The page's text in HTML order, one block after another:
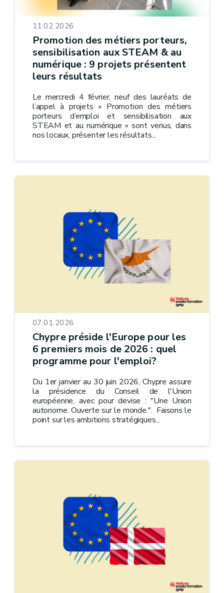
11.02.2026
Promotion des métiers porteurs,
sensibilisation aux STEAM & au
numérique : 9 projets présentent
leurs résultats
Le mercredi 4 février, neuf des lauréats de
l’appel à projets « Promotion des métiers
porteurs d’emploi et sensibilisation aux
STEAM et au numérique » sont venus, dans
nos locaux, présenter les résultats...
07.01.2026
Chypre préside l'Europe pour les
6 premiers mois de 2026 : quel
programme pour l'emploi?
Du 1er janvier au 30 juin 2026, Chypre assure
la présidence du Conseil de l'Union
européenne, avec pour devise : "Une Union
autonome. Ouverte sur le monde.". Faisons le
point sur les ambitions stratégiques...